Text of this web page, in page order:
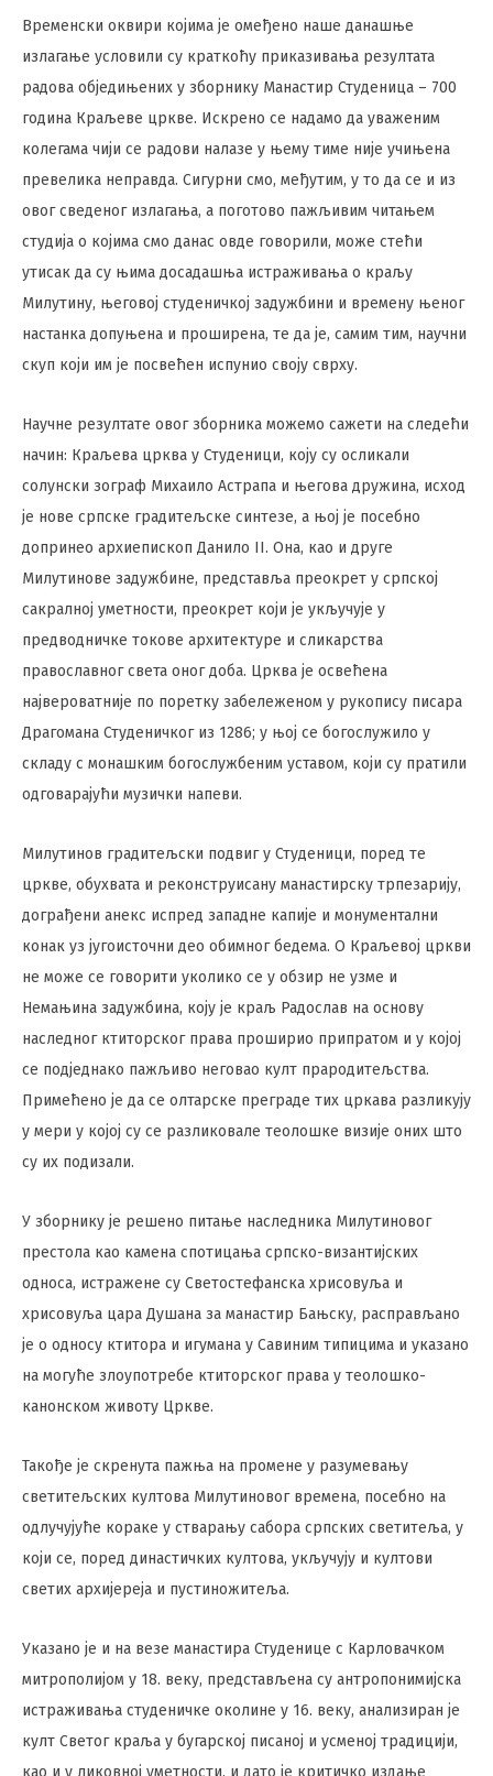
Временски оквири којима је омеђено наше данашње
излагање условили су краткоћу приказивања резултата
радова обједињених у зборнику Манастир Студеница – 700
година Краљеве цркве. Искрено се надамо да уваженим
колегама чији се радови налазе у њему тиме није учињена
превелика неправда. Сигурни смо, међутим, у то да се и из
овог сведеног излагања, а поготово пажљивим читањем
студија о којима смо данас овде говорили, може стећи
утисак да су њима досадашња истраживања о краљу
Милутину, његовој студеничкој задужбини и времену њеног
настанка допуњена и проширена, те да је, самим тим, научни
скуп који им је посвећен испунио своју сврху.
Научне резултате овог зборника можемо сажети на следећи
начин: Краљева црква у Студеници, коју су осликали
солунски зограф Михаило Астрапа и његова дружина, исход
је нове српске градитељске синтезе, а њој је посебно
допринео архиепископ Данило II. Она, као и друге
Милутинове задужбине, представља преокрет у српској
сакралној уметности, преокрет који је укључује у
предводничке токове архитектуре и сликарства
православног света оног доба. Црква је освећена
највероватније по поретку забележеном у рукопису писара
Драгомана Студеничког из 1286; у њој се богослужило у
складу с монашким богослужбеним уставом, који су пратили
одговарајући музички напеви.
Милутинов градитељски подвиг у Студеници, поред те
цркве, обухвата и реконструисану манастирску трпезарију,
дограђени анекс испред западне капије и монументални
конак уз југоисточни део обимног бедема. О Краљевој цркви
не може се говорити уколико се у обзир не узме и
Немањина задужбина, коју је краљ Радослав на основу
наследног ктиторског права проширио припратом и у којој
се подједнако пажљиво неговао култ прародитељства.
Примећено је да се олтарске преграде тих цркава разликују
у мери у којој су се разликовале теолошке визије оних што
су их подизали.
У зборнику је решено питање наследника Милутиновог
престола као камена спотицања српско-византијских
односа, истражене су Светостефанска хрисовуља и
хрисовуља цара Душана за манастир Бањску, расправљано
је о односу ктитора и игумана у Савиним типицима и указано
на могуће злоупотребе ктиторског права у теолошко-
канонском животу Цркве.
Такође је скренута пажња на промене у разумевању
светитељских култова Милутиновог времена, посебно на
одлучујуће кораке у стварању сабора српских светитеља, у
који се, поред династичких култова, укључују и култови
светих архијереја и пустиножитеља.
Указано је и на везе манастира Студенице с Карловачком
митрополијом у 18. веку, представљена су антропонимијска
истраживања студеничке околине у 16. веку, анализиран је
култ Светог краља у бугарској писаној и усменој традицији,
као и у ликовној уметности, и дато је критичко издање